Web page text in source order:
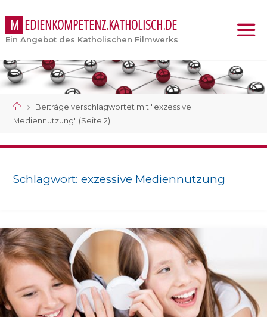
M EDIENKOMPETENZ.KATHOLISCH.DE
Ein Angebot des Katholischen Filmwerks
StartBeiträge verschlagwortet mit "exzessive
Mediennutzung" (Seite 2)
Schlagwort:exzessive Mediennutzung